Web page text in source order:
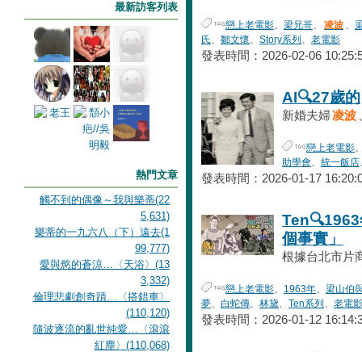
戀上老電影、 梁兄哥、 凌波 、
氏、 鄒文懷、 Story系列 、 老電影
發表時間：2026-02-06
AI🔍27歲的
新婚夫婦凌波
戀上老電影
助學會、 統一飯店
發表時間：2026-01-17
個事實」
根據台北市片
戀上老電影、 1963年、 梁山伯
夢、 白蛇傳、 林黛、 Ten系列 、 老電影
發表時間：2026-01-12
最新訪客列表
熱門文章
觸不到的偶像～我與樂蒂(22
5,631)
樂蒂的一九六八（下）遠去(1
99,777)
愛與慾的蒼涼…〈天浴〉(13
3,332)
倫理悲劇創奇蹟…〈搭錯車〉
(110,120)
隨波逐流的亂世純愛…〈滾滾
紅塵〉(110,068)